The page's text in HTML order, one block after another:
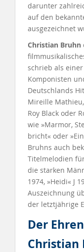
darunter
auf den
ausgezeichnet
Christian Bruhn
schrieb als
Komponisten
Deutschlands
Mireille
Roy Black oder
wie »Marmor,
bricht« oder
Bruhns auch
Titelmelodien
die starken
1974, »Heidi« J
Auszeichnung
der letztjährige
Der
Christian